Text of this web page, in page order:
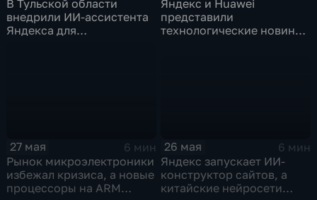
В Тульской области
внедрили ИИ-ассистента
Яндекса для
Яндекс и Huawei
представили
технологические новинки
27 мая
6 мин
Рынок микроэлектроники
избежал кризиса, а новые
процессоры на ARM
26 мая
6 мин
Яндекс запускает ИИ-
конструктор сайтов, а
китайские нейросети